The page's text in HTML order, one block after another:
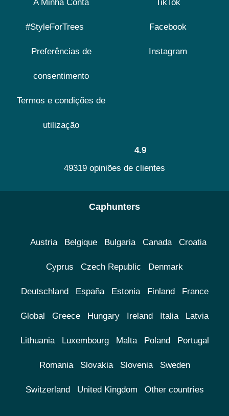
A Minha Conta
#StyleForTrees
Preferências de
consentimento
Termos e condições de
utilização
TikTok
Facebook
Instagram
4.9
49319 opiniões de clientes
Caphunters
Austria Belgique Bulgaria Canada Croatia
Cyprus Czech Republic Denmark
Deutschland España Estonia Finland France
Global Greece Hungary Ireland Italia Latvia
Lithuania Luxembourg Malta Poland Portugal
Romania Slovakia Slovenia Sweden
Switzerland United Kingdom Other countries